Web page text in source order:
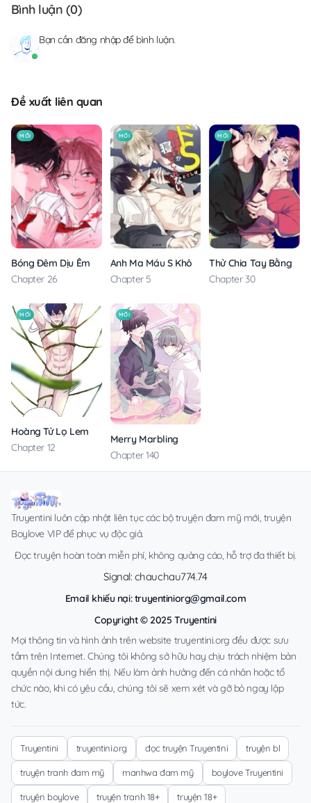
Bình luận (0)
Bạn cần đăng nhậpđể bình luận.
Đề xuất liên quan
MỚI
Bóng Đêm Dịu Êm
Chapter 26
MỚI
Anh Ma Máu S Không Cho Tôi Ngủ Yên
Chapter 5
MỚI
Thử Chia Tay Bằng
Chapter 30
MỚI
Hoàng Tử Lọ Lem
Chapter 12
MỚI
Merry Marbling
Chapter 140
Truyentini luôn cập nhật liên tục các bộ truyện đam mỹ mới, truyện
Boylove VIP để phục vụ độc giả.
Đọc truyện hoàn toàn miễn phí, không quảng cáo, hỗ trợ đa thiết bị.
Signal: chauchau774.74
Email khiếu nại:truyentiniorg@gmail.com
Copyright © 2025 Truyentini
Mọi thông tin và hình ảnh trên website truyentini.org đều được sưu
tầm trên Internet. Chúng tôi không sở hữu hay chịu trách nhiệm bản
quyền nội dung hiển thị. Nếu làm ảnh hưởng đến cá nhân hoặc tổ
chức nào, khi có yêu cầu, chúng tôi sẽ xem xét và gỡ bỏ ngay lập
tức.
Truyentini truyentini.org đọc truyện Truyentini truyện bl
truyện tranh đam mỹ manhwa đam mỹ boylove Truyentini
truyện boylove truyện tranh 18+ truyện 18+